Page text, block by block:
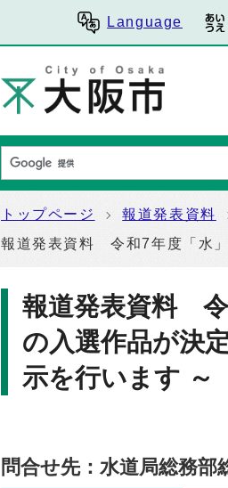
Language
トップページ 報道発表資料
報道発表資料 令和7年度「水
報道発表資料 令
の入選作品が決
示を行います ～
問合せ先：水道局総務部